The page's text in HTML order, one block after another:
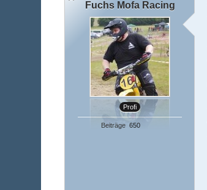
Fuchs Mofa Racing
Profi
Beiträge 650